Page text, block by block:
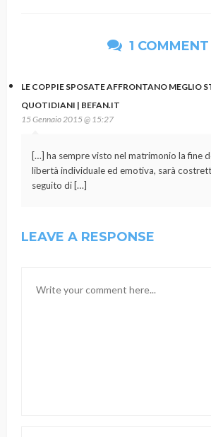
1 COMMENT
LE COPPIE SPOSATE AFFRONTANO MEGLIO
QUOTIDIANI | BEFAN.IT
15 Gennaio 2015 @ 15:27
[…] ha sempre visto nel matrimonio la fine
libertà individuale ed emotiva, sarà
seguito di […]
LEAVE A RESPONSE